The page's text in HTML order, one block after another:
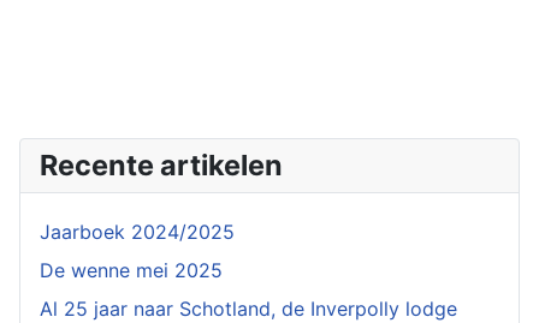
Recente artikelen
Jaarboek 2024/2025
De wenne mei 2025
Al 25 jaar naar Schotland, de Inverpolly lodge